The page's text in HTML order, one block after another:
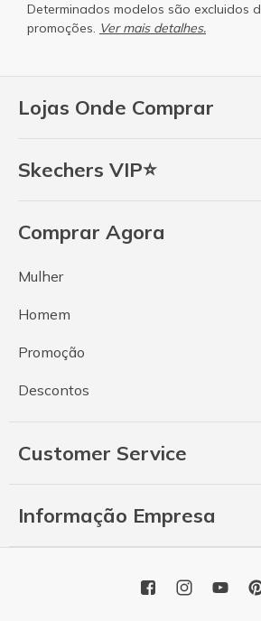
Lojas Onde Comprar
Skechers VIP⭐
Comprar Agora
Mulher
Homem
Promoção
Descontos
Customer Service
Informação Empresa
Determinados modelos são excluidos
promoções. Ver mais detalhes.